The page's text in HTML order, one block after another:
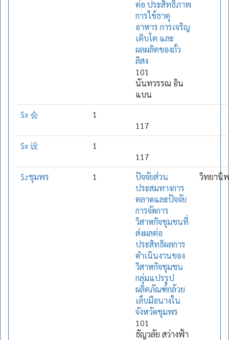
ต่อ ประสิทธิภาพ
การใช้ธาตุ
อาหาร การเจริญ
เติบโต และ
ผลผลิตของถั่ว
ลิสง
101
นันทวรรณ อิน
แบน
$x 会
1
117
$x 设
1
117
$zชุมพร
1
ปัจจัยส่วน
ประสมทางการ
ตลาดและปัจจัย
การจัดการ
วิสาหกิจชุมชนที่
ส่งผลต่อ
ประสิทธิผลการ
ดำเนินงานของ
วิสาหกิจชุมชน
กลุ่มแปรรูป
ผลิตภัณฑ์กล้วย
เล็บมือนางใน
จังหวัดชุมพร
101
ธัญวลัย สว่างฟ้า
วิทยานิ